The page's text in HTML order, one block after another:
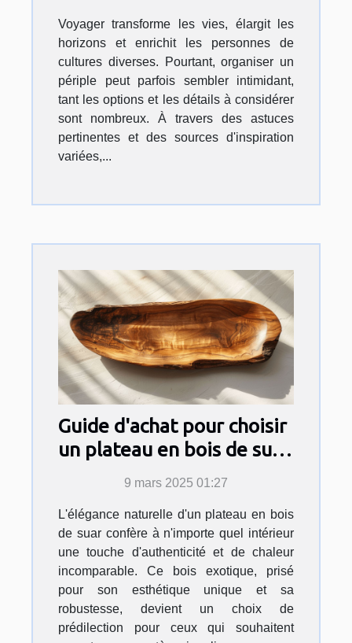
Voyager transforme les vies, élargit les
horizons et enrichit les personnes de
cultures diverses. Pourtant, organiser un
périple peut parfois sembler intimidant,
tant les options et les détails à considérer
sont nombreux. À travers des astuces
pertinentes et des sources d'inspiration
variées,...
Guide d'achat pour choisir
un plateau en bois de suar
adapté à votre intérieur
9 mars 2025 01:27
L'élégance naturelle d'un plateau en bois
de suar confère à n'importe quel intérieur
une touche d'authenticité et de chaleur
incomparable. Ce bois exotique, prisé
pour son esthétique unique et sa
robustesse, devient un choix de
prédilection pour ceux qui souhaitent